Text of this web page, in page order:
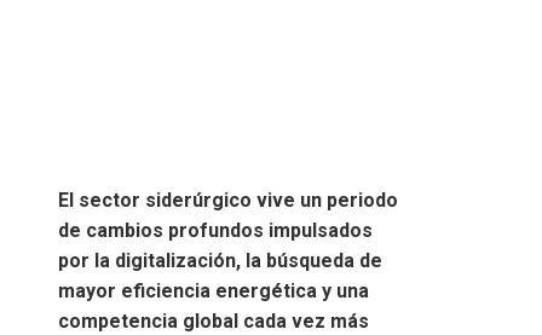
El sector siderúrgico vive un periodo
de cambios profundos impulsados
por la digitalización, la búsqueda de
mayor eficiencia energética y una
competencia global cada vez más